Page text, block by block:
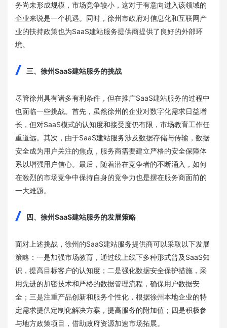
务尚未形成规模，市场竞争较小，这对于有意向进入该领域的
企业来说是一个机遇。同时，徐州市政府对信息化和互联网产
业的扶持政策也为SaaS建站服务提供商提供了良好的外部环
境。
三、徐州SaaS建站服务的挑战
尽管徐州具有诸多有利条件，但在推广SaaS建站服务的过程中
也面临一些挑战。首先，虽然徐州的企业对数字化需求日益增
长，但对SaaS模式的认知度和接受度仍有限，市场教育工作任
重道远。其次，由于SaaS建站服务涉及数据存储与传输，数据
安全成为用户关注的焦点，服务商需要建立严格的安全保障体
系以增强用户信心。最后，随着潜在竞争者的不断涌入，如何
在激烈的市场竞争中保持自身的竞争力也是摆在服务商面前的
一大难题。
四、徐州SaaS建站服务的发展策略
面对上述挑战，徐州的SaaS建站服务提供商可以采取以下发展
策略：一是加强市场教育，通过线上线下多种形式普及SaaS知
识，提高目标客户的认知度；二是强化数据安全保护措施，采
用先进的加密技术和严格的数据管理流程，确保用户数据安
全；三是注重产品创新和服务个性化，根据徐州本地企业的特
定需求提供定制化解决方案，提高服务的附加值；四是积极参
与地方政策项目，借助政府资源加速市场拓展。